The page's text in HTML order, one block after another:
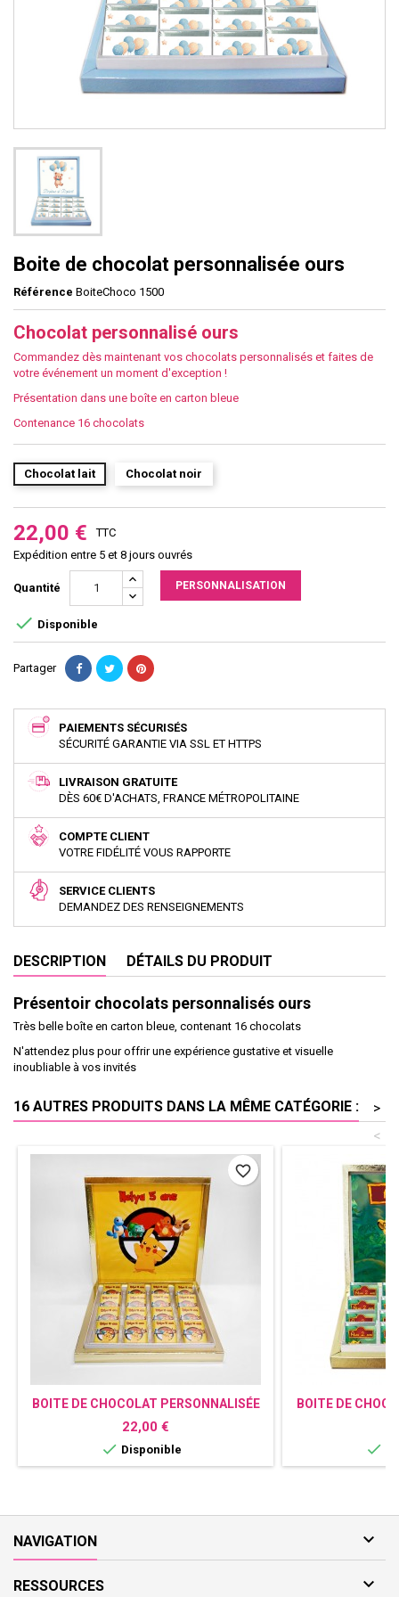
Boite de chocolat personnalisée ours
Référence BoiteChoco 1500
Chocolat personnalisé ours
Commandez dès maintenant vos chocolats personnalisés et faites de
votre événement un moment d'exception !
Présentation dans une boîte en carton bleue
Contenance 16 chocolats
Chocolat lait Chocolat noir
22,00 €
TTC
Expédition entre 5 et 8 jours ouvrés
Quantité PERSONNALISATION
 Disponible
Partager
PAIEMENTS SÉCURISÉS
SÉCURITÉ GARANTIE VIA SSL ET HTTPS
LIVRAISON GRATUITE
DÈS 60€ D'ACHATS, FRANCE MÉTROPOLITAINE
COMPTE CLIENT
VOTRE FIDÉLITÉ VOUS RAPPORTE
SERVICE CLIENTS
DEMANDEZ DES RENSEIGNEMENTS
DESCRIPTION DÉTAILS DU PRODUIT
Présentoir chocolats personnalisés ours
Très belle boîte en carton bleue, contenant 16 chocolats
N'attendez plus pour offrir une expérience gustative et visuelle
inoubliable à vos invités
16 AUTRES PRODUITS DANS LA MÊME CATÉGORIE :
>
<
BOITE DE CHOCOLAT PERSONNALISÉE
PIKACHU
Prix
22,00 €
 Disponible
favorite_border
BOITE DE

NAVIGATION 
RESSOURCES 